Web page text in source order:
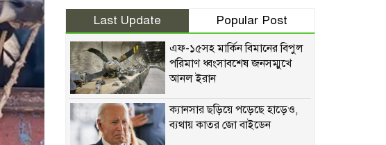
Last Update Popular Post
এফ-১৫সহ মার্কিন বিমানের বিপুল
পরিমাণ ধ্বংসাবশেষ জনসম্মুখে
আনল ইরান
ক্যানসার ছড়িয়ে পড়েছে হাড়েও,
ব্যথায় কাতর জো বাইডেন